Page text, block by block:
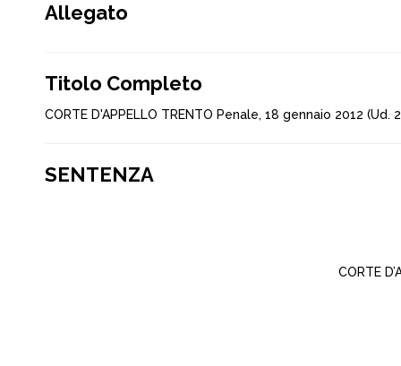
Allegato
Titolo Completo
CORTE D'APPELLO TRENTO Penale, 18 gennaio 2012
SENTENZA
CORTE